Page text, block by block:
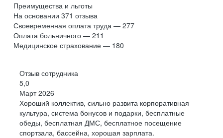
Преимущества и льготы
На основании 371 отзыва
Своевременная оплата труда — 277
Оплата больничного — 211
Медицинское страхование — 180
Отзыв сотрудника
5,0
Март 2026
Хороший коллектив, сильно развита корпоративная
культура, система бонусов и подарки, бесплатные
обеды, бесплатная ДМС, бесплатное посещение
спортзала, бассейна, хорошая зарплата.